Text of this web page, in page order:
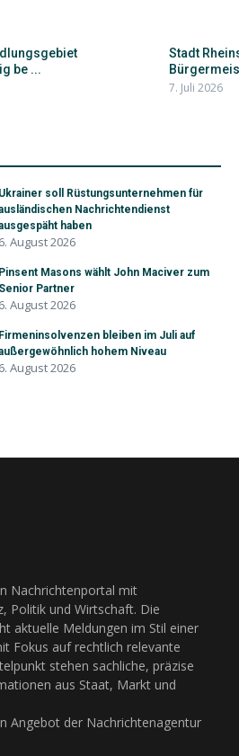
be ...
Stadt
7. Juli 2026
Ukrainer soll Rüstungsunternehmen für
Nachrichtendienst
haben
6. August 2026
Pinsent Masons wählt John Maciver zum
Senior Partner
6. August 2026
Firmeninsolvenzen bleiben im Juli auf
hohem Niveau
6. August 2026
Nachrichtenportal mit
Politik und Wirtschaft. Die
aktuelle Meldungen im Stil einer
Fokus auf rechtlich relevante
stehen sachliche, präzise
aus Staat, Markt und
Angebot der Nachrichtenagentur